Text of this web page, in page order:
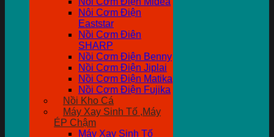
Nôi Cơm Điện
Eaststar
Nồi Cơm Điên
SHARP
Nồi Cơm Điện Benny
Nồi Cơm Điện Jiplai
Nồi Cơm Điện Matika
Nồi Cơm Điện Fujika
Nồi Kho Cá
Máy Xay Sinh Tố ,Máy
ÉP Chậm
Máy Xay Sinh Tố